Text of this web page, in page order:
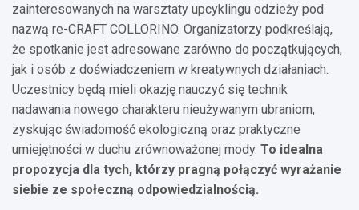
zainteresowanych na warsztaty upcyklingu odzieży pod
nazwą re-CRAFT COLLORINO. Organizatorzy podkreślają,
że spotkanie jest adresowane zarówno do początkujących,
jak i osób z doświadczeniem w kreatywnych działaniach.
Uczestnicy będą mieli okazję nauczyć się technik
nadawania nowego charakteru nieużywanym ubraniom,
zyskując świadomość ekologiczną oraz praktyczne
umiejętności w duchu zrównoważonej mody. To idealna
propozycja dla tych, którzy pragną połączyć wyrażanie
siebie ze społeczną odpowiedzialnością.